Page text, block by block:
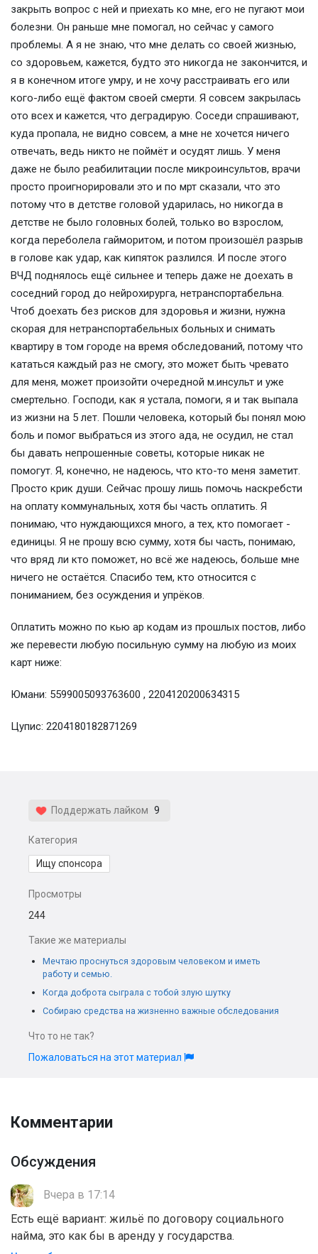
закрыть вопрос с ней и приехать ко мне, его не пугают мои
болезни. Он раньше мне помогал, но сейчас у самого
проблемы. А я не знаю, что мне делать со своей жизнью,
со здоровьем, кажется, будто это никогда не закончится, и
я в конечном итоге умру, и не хочу расстраивать его или
кого-либо ещё фактом своей смерти. Я совсем закрылась
ото всех и кажется, что деградирую. Соседи спрашивают,
куда пропала, не видно совсем, а мне не хочется ничего
отвечать, ведь никто не поймёт и осудят лишь. У меня
даже не было реабилитации после микроинсультов, врачи
просто проигнорировали это и по мрт сказали, что это
потому что в детстве головой ударилась, но никогда в
детстве не было головных болей, только во взрослом,
когда переболела гайморитом, и потом произошёл разрыв
в голове как удар, как кипяток разлился. И после этого
ВЧД поднялось ещё сильнее и теперь даже не доехать в
соседний город до нейрохирурга, нетранспортабельна.
Чтоб доехать без рисков для здоровья и жизни, нужна
скорая для нетранспортабельных больных и снимать
квартиру в том городе на время обследований, потому что
кататься каждый раз не смогу, это может быть чревато
для меня, может произойти очередной м.инсульт и уже
смертельно. Господи, как я устала, помоги, я и так выпала
из жизни на 5 лет. Пошли человека, который бы понял мою
боль и помог выбраться из этого ада, не осудил, не стал
бы давать непрошенные советы, которые никак не
помогут. Я, конечно, не надеюсь, что кто-то меня заметит.
Просто крик души. Сейчас прошу лишь помочь наскребсти
на оплату коммунальных, хотя бы часть оплатить. Я
понимаю, что нуждающихся много, а тех, кто помогает -
единицы. Я не прошу всю сумму, хотя бы часть, понимаю,
что вряд ли кто поможет, но всë же надеюсь, больше мне
ничего не остаётся. Спасибо тем, кто относится с
пониманием, без осуждения и упрёков.
Оплатить можно по кью ар кодам из прошлых постов, либо
же перевести любую посильную сумму на любую из моих
карт ниже:
Юмани: 5599005093763600 , 2204120200634315
Цупис: 2204180182871269
Поддержать лайком 9
Категория
Ищу спонсора
Просмотры
244
Такие же материалы
Мечтаю проснуться здоровым человеком и иметь
работу и семью.
Когда доброта сыграла с тобой злую шутку
Собираю средства на жизненно важные обследования
Что то не так?
Пожаловаться на этот материал
Комментарии
Обсуждения
Вчера в 17:14
Есть ещё вариант: жильё по договору социального
найма, это как бы в аренду у государства.